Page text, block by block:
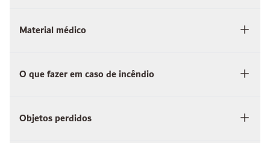
Material médico
O que fazer em caso de incêndio
Objetos perdidos